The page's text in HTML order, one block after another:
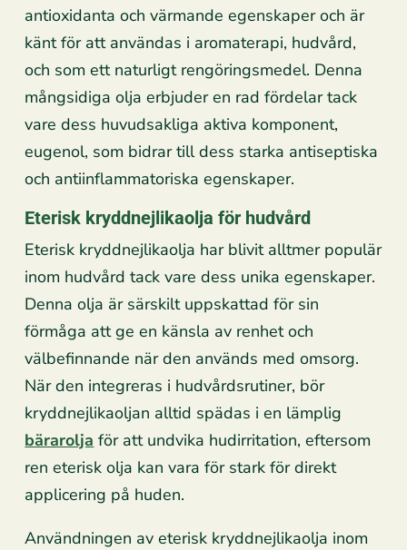
antioxidanta och värmande egenskaper och är
känt för att användas i aromaterapi, hudvård,
och som ett naturligt rengöringsmedel. Denna
mångsidiga olja erbjuder en rad fördelar tack
vare dess huvudsakliga aktiva komponent,
eugenol, som bidrar till dess starka antiseptiska
och antiinflammatoriska egenskaper.
Eterisk kryddnejlikaolja för hudvård
Eterisk kryddnejlikaolja har blivit alltmer populär
inom hudvård tack vare dess unika egenskaper.
Denna olja är särskilt uppskattad för sin
förmåga att ge en känsla av renhet och
välbefinnande när den används med omsorg.
När den integreras i hudvårdsrutiner, bör
kryddnejlikaoljan alltid spädas i en lämplig
bärarolja för att undvika hudirritation, eftersom
ren eterisk olja kan vara för stark för direkt
applicering på huden.
Användningen av eterisk kryddnejlikaolja inom